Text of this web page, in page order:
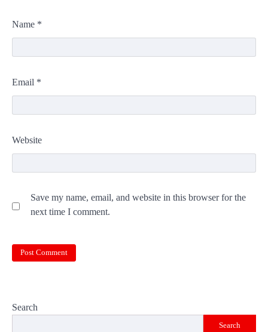
Name *
Email *
Website
Save my name, email, and website in this browser for the
next time I comment.
Search
Search